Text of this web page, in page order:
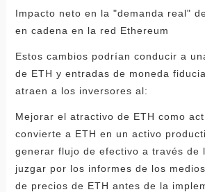
Impacto neto en la "demanda real"
en cadena en la red Ethereum
Estos cambios podrían conducir a
de ETH y entradas de moneda
atraen a los inversores al:
Mejorar el atractivo de ETH como
convierte a ETH en un activo
generar flujo de efectivo a través de
juzgar por los informes de los
de precios de ETH antes de la